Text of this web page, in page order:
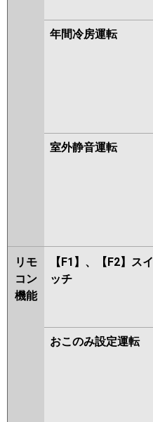
年間冷房運転
室外静音運転
リモ
コン
機能
【F1】、【F2】スイ
ッチ
おこのみ設定運転